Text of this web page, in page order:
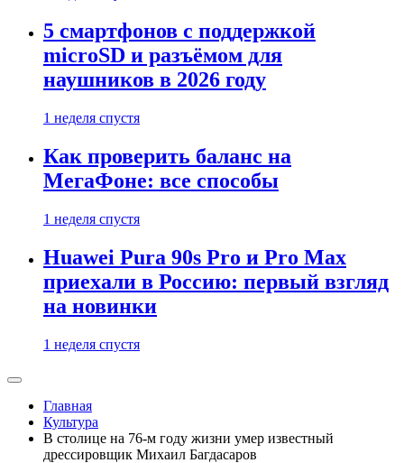
5 смартфонов с поддержкой
microSD и разъёмом для
наушников в 2026 году
1 неделя спустя
Как проверить баланс на
МегаФоне: все способы
1 неделя спустя
Huawei Pura 90s Pro и Pro Max
приехали в Россию: первый взгляд
на новинки
1 неделя спустя
Главная
Культура
В столице на 76-м году жизни умер известный
дрессировщик Михаил Багдасаров